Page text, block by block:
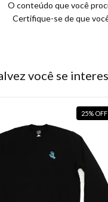
O conteúdo que você
Certifique-se de que
você se
25% OFF